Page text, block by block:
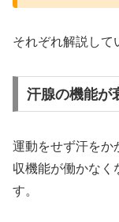
それぞれ解説して
汗腺の機能が
運動をせず汗をか
収機能が働かなく
す。